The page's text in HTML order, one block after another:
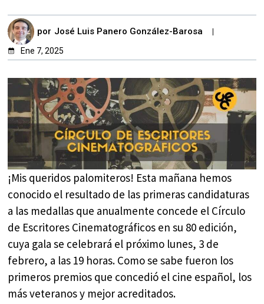
por José Luis Panero González-Barosa
Ene 7, 2025
¡Mis queridos palomiteros! Esta mañana hemos
conocido el resultado de las primeras candidaturas
a las medallas que anualmente concede el Círculo
de Escritores Cinematográficos en su 80 edición,
cuya gala se celebrará el próximo lunes, 3 de
febrero, a las 19 horas. Como se sabe fueron los
primeros premios que concedió el cine español, los
más veteranos y mejor acreditados.